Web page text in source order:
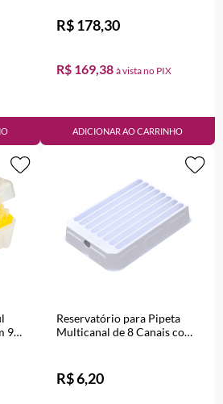
R$ 169,38
R$ 178,30
ADICIONAR AO CARRINHO
96
Reservatório para Pipeta
Multicanal de 8 Canais com
R$ 6,20